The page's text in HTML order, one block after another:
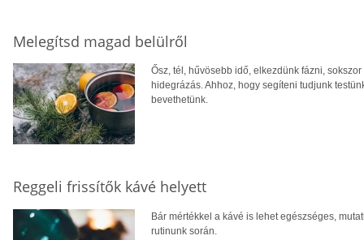
Melegítsd magad belülről
Ősz, tél, hűvösebb idő, elkezdünk fázni,
hidegrázás. Ahhoz, hogy segíteni tudjunk
bevethetünk.
Reggeli frissítők kávé helyett
Bár mértékkel a kávé is lehet egészséges,
rutinunk során.